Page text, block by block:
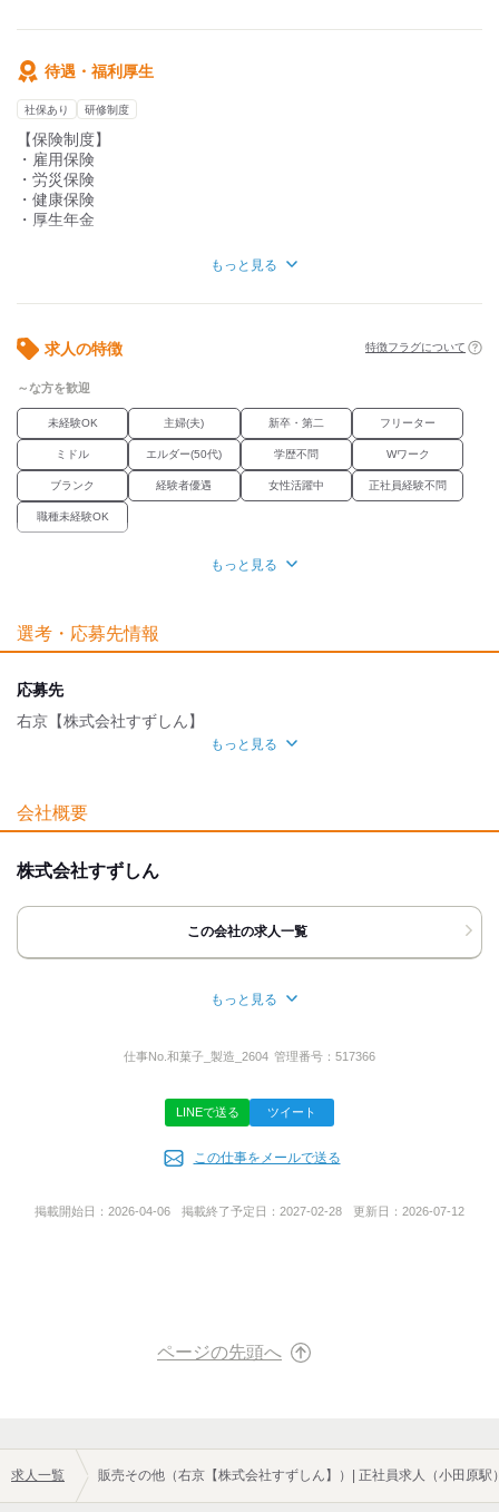
待遇・福利厚生
社保あり 研修制度
【保険制度】
・雇用保険
・労災保険
・健康保険
・厚生年金
◆自転車・車通勤可能
もっと見る
求人の特徴 特徴フラグについて
～な方を歓迎
未経験OK 主婦(夫) 新卒・第二 フリーター
ミドル エルダー(50代) 学歴不問 Wワーク
ブランク 経験者優遇 女性活躍中 正社員経験不問
職種未経験OK
魅力的な待遇
もっと見る
選考・応募先情報
応募先
右京【株式会社すずしん】
最後までご覧いただき ありがとうございます！
「ここで働いてみたい！」と 思っていただけましたら
◆電話の方
￣￣￣￣￣￣
｢バイトルを見て｣と
取次ぎがスムーズです。
ご連絡させていただきますので
お気軽にご応募くださいね◎
あなたにお会いできることを
もっと見る
会社概要
株式会社すずしん
この会社の求人一覧
神奈川県小田原市本町4-3-29
もっと見る
仕事No. 和菓子_製造_2604 管理番号： 517366
LINEで送る ツイート
この仕事をメールで送る
掲載開始日： 2026-04-06 掲載終了予定日： 2027-02-28 更新日： 2026-07-12
ページの先頭へ
求人一覧 販売その他（右京【株式会社すずしん】）| 正社員求人（小田原駅